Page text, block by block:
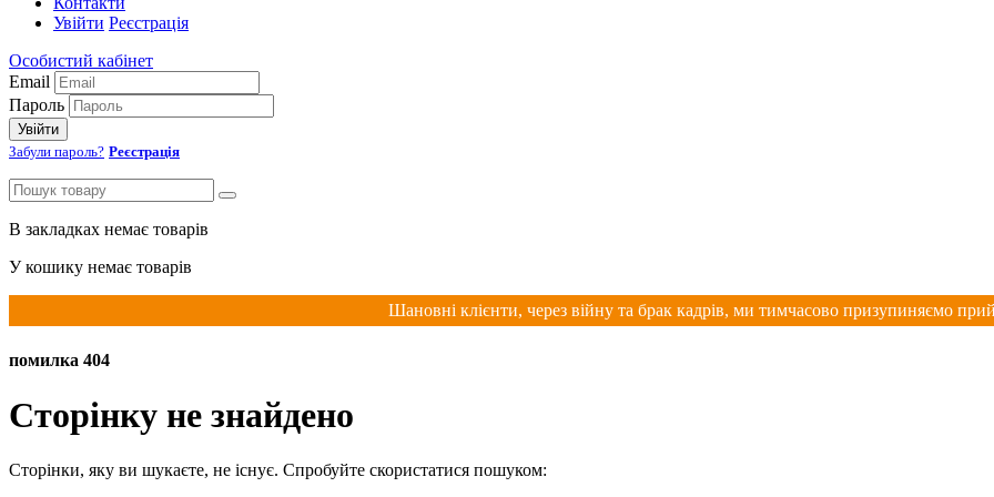
Увійти Реєстрація
Особистий кабінет
Email
Пароль
Увійти
Забули пароль? Реєстрація
В закладках немає товарів
У кошику немає товарів
Шановні клієнти, через війну та брак кадрів, ми тимчасово призупиняємо
помилка 404
Сторінку не знайдено
Сторінки, яку ви шукаєте, не існує. Спробуйте скористатися пошуком: